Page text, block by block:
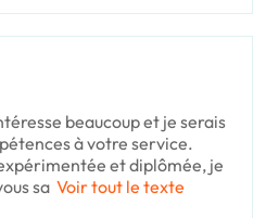
beaucoup et je serais
à votre service.
et diplômée, je
sa Voir tout le texte